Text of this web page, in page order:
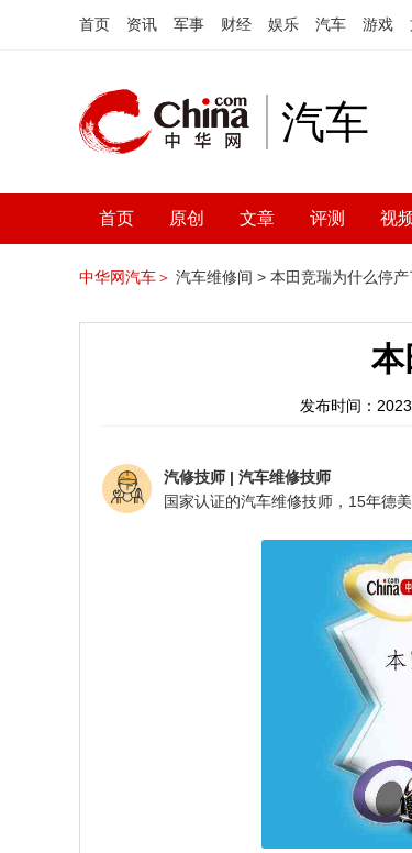
首页 资讯 军事 财经 娱乐 汽车 游戏
汽车
首页 原创 文章 评测 视
中华网汽车＞ 汽车维修间 > 本田竞瑞为什么停产
本
发布时间：
汽修技师 | 汽车维修技师